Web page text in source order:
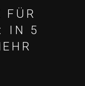
FÜR
IN 5